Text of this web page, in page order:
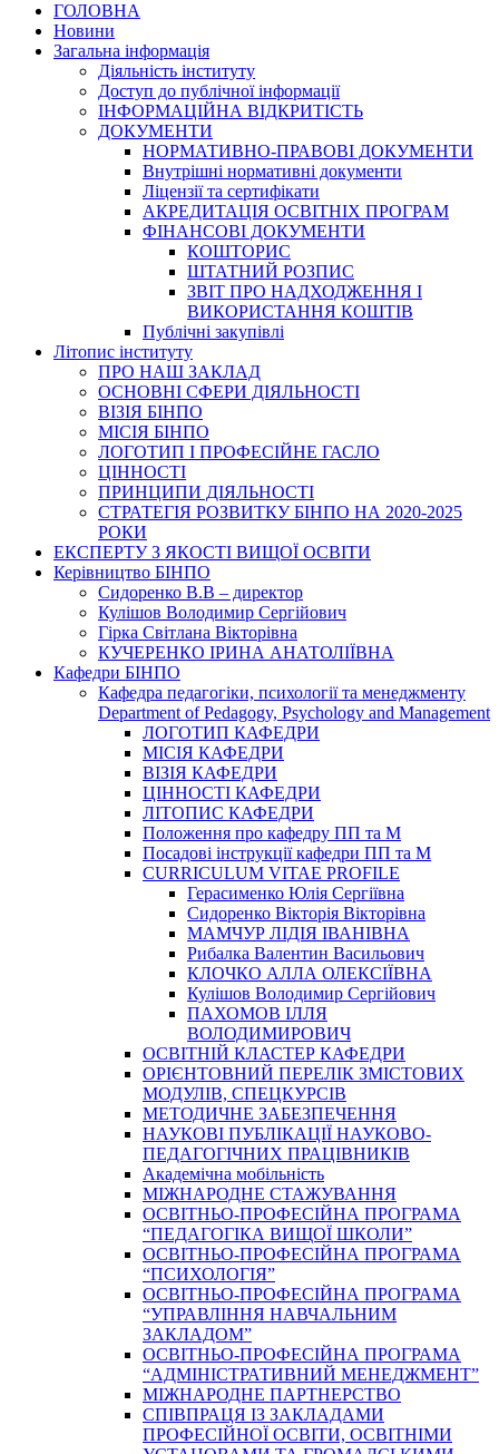
ГОЛОВНА
Новини
Загальна інформація
Діяльність інституту
Доступ до публічної інформації
ІНФОРМАЦІЙНА ВІДКРИТІСТЬ
ДОКУМЕНТИ
НОРМАТИВНО-ПРАВОВІ ДОКУМЕНТИ
Внутрішні нормативні документи
Ліцензії та сертифікати
АКРЕДИТАЦІЯ ОСВІТНІХ ПРОГРАМ
ФІНАНСОВІ ДОКУМЕНТИ
КОШТОРИС
ШТАТНИЙ РОЗПИС
ЗВІТ ПРО НАДХОДЖЕННЯ І
ВИКОРИСТАННЯ КОШТІВ
Публічні закупівлі
Літопис інституту
ПРО НАШ ЗАКЛАД
ОСНОВНІ СФЕРИ ДІЯЛЬНОСТІ
ВІЗІЯ БІНПО
МІСІЯ БІНПО
ЛОГОТИП І ПРОФЕСІЙНЕ ГАСЛО
ЦІННОСТІ
ПРИНЦИПИ ДІЯЛЬНОСТІ
СТРАТЕГІЯ РОЗВИТКУ БІНПО НА 2020-2025
РОКИ
ЕКСПЕРТУ З ЯКОСТІ ВИЩОЇ ОСВІТИ
Керівництво БІНПО
Сидоренко В.В – директор
Кулішов Володимир Сергійович
Гірка Світлана Вікторівна
КУЧЕРЕНКО ІРИНА АНАТОЛІЇВНА
Кафедри БІНПО
Кафедра педагогіки, психології та менеджменту
Department of Pedagogy, Psychology and Management
ЛОГОТИП КАФЕДРИ
МІСІЯ КАФЕДРИ
ВІЗІЯ КАФЕДРИ
ЦІННОСТІ КАФЕДРИ
ЛІТОПИС КАФЕДРИ
Положення про кафедру ПП та М
Посадові інструкції кафедри ПП та М
CURRICULUM VITAE PROFILE
Герасименко Юлія Сергіївна
Сидоренко Вікторія Вікторівна
МАМЧУР ЛІДІЯ ІВАНІВНА
Рибалка Валентин Васильович
КЛОЧКО АЛЛА ОЛЕКСІЇВНА
Кулішов Володимир Сергійович
ПАХОМОВ ІЛЛЯ
ВОЛОДИМИРОВИЧ
ОСВІТНІЙ КЛАСТЕР КАФЕДРИ
ОРІЄНТОВНИЙ ПЕРЕЛІК ЗМІСТОВИХ
МОДУЛІВ, СПЕЦКУРСІВ
МЕТОДИЧНЕ ЗАБЕЗПЕЧЕННЯ
НАУКОВІ ПУБЛІКАЦІЇ НАУКОВО-
ПЕДАГОГІЧНИХ ПРАЦІВНИКІВ
Академічна мобільність
МІЖНАРОДНЕ СТАЖУВАННЯ
ОСВІТНЬО-ПРОФЕСІЙНА ПРОГРАМА
“ПЕДАГОГІКА ВИЩОЇ ШКОЛИ”
ОСВІТНЬО-ПРОФЕСІЙНА ПРОГРАМА
“ПСИХОЛОГІЯ”
ОСВІТНЬО-ПРОФЕСІЙНА ПРОГРАМА
“УПРАВЛІННЯ НАВЧАЛЬНИМ
ЗАКЛАДОМ”
ОСВІТНЬО-ПРОФЕСІЙНА ПРОГРАМА
“АДМІНІСТРАТИВНИЙ МЕНЕДЖМЕНТ”
МІЖНАРОДНЕ ПАРТНЕРСТВО
СПІВПРАЦЯ ІЗ ЗАКЛАДАМИ
ПРОФЕСІЙНОЇ ОСВІТИ, ОСВІТНІМИ